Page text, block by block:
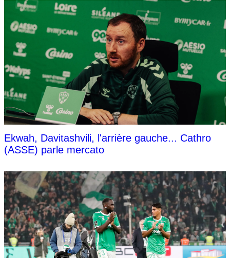
Ekwah, Davitashvili, l'arrière gauche... Cathro
(ASSE) parle mercato